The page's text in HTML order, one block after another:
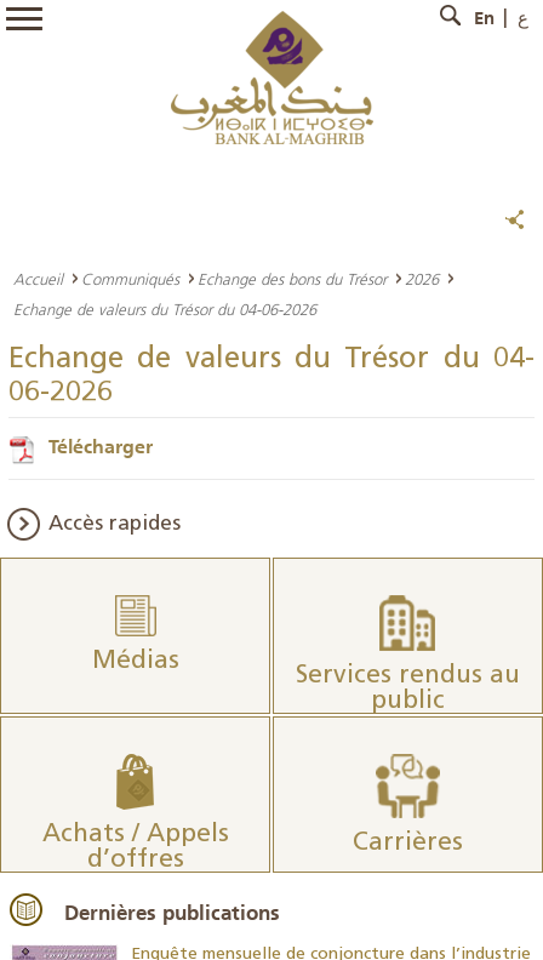
En ع
Accueil Communiqués Echange des bons du Trésor
2026
Echange de valeurs du Trésor du 04-06-2026
Echange de valeurs du Trésor du 04-
06-2026
Télécharger
Accès rapides
Médias
Services rendus au
public
Achats / Appels
d’offres
Carrières
Dernières publications
Enquête mensuelle de conjoncture dans l’industrie